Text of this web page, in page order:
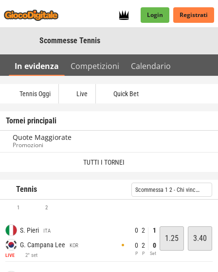
Login Registrati
Scommesse Tennis
In evidenza Competizioni Calendario
Tennis Oggi Live Quick Bet
Tornei principali
Quote Maggiorate
Promozioni
TUTTI I TORNEI
Tennis Scommessa 1 2 - Chi vincerà?
1 2
S. Pieri ITA
G. Campana Lee KOR
LIVE 2° set
0
0
P
2
2
P
1
0
Set
1.25 3.40